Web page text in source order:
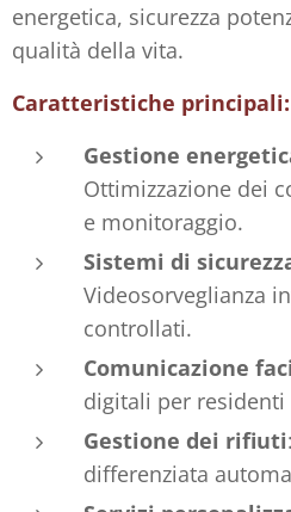
energetica, sicurezza
qualità della vita.
Caratteristiche principali:
Gestione
Ottimizzazione dei
e monitoraggio.
Sistemi di
Videosorveglianza
controllati.
Comunicazione
digitali per
Gestione dei rifiuti
differenziata